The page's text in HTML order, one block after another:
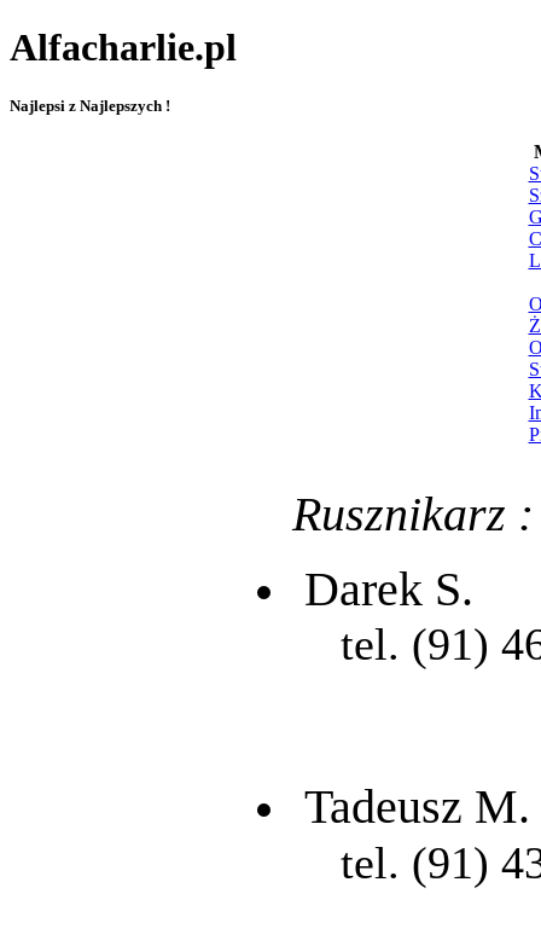
Alfacharlie.pl
Najlepsi z Najlepszych !
Rusznikarz :
Darek S.
tel. (91)
Tadeusz M.
tel. (91)